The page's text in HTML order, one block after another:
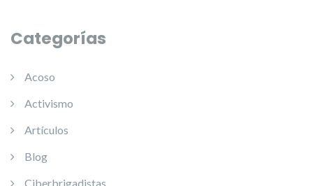
Categorías
Acoso
Activismo
Artículos
Blog
Ciberbrigadistas